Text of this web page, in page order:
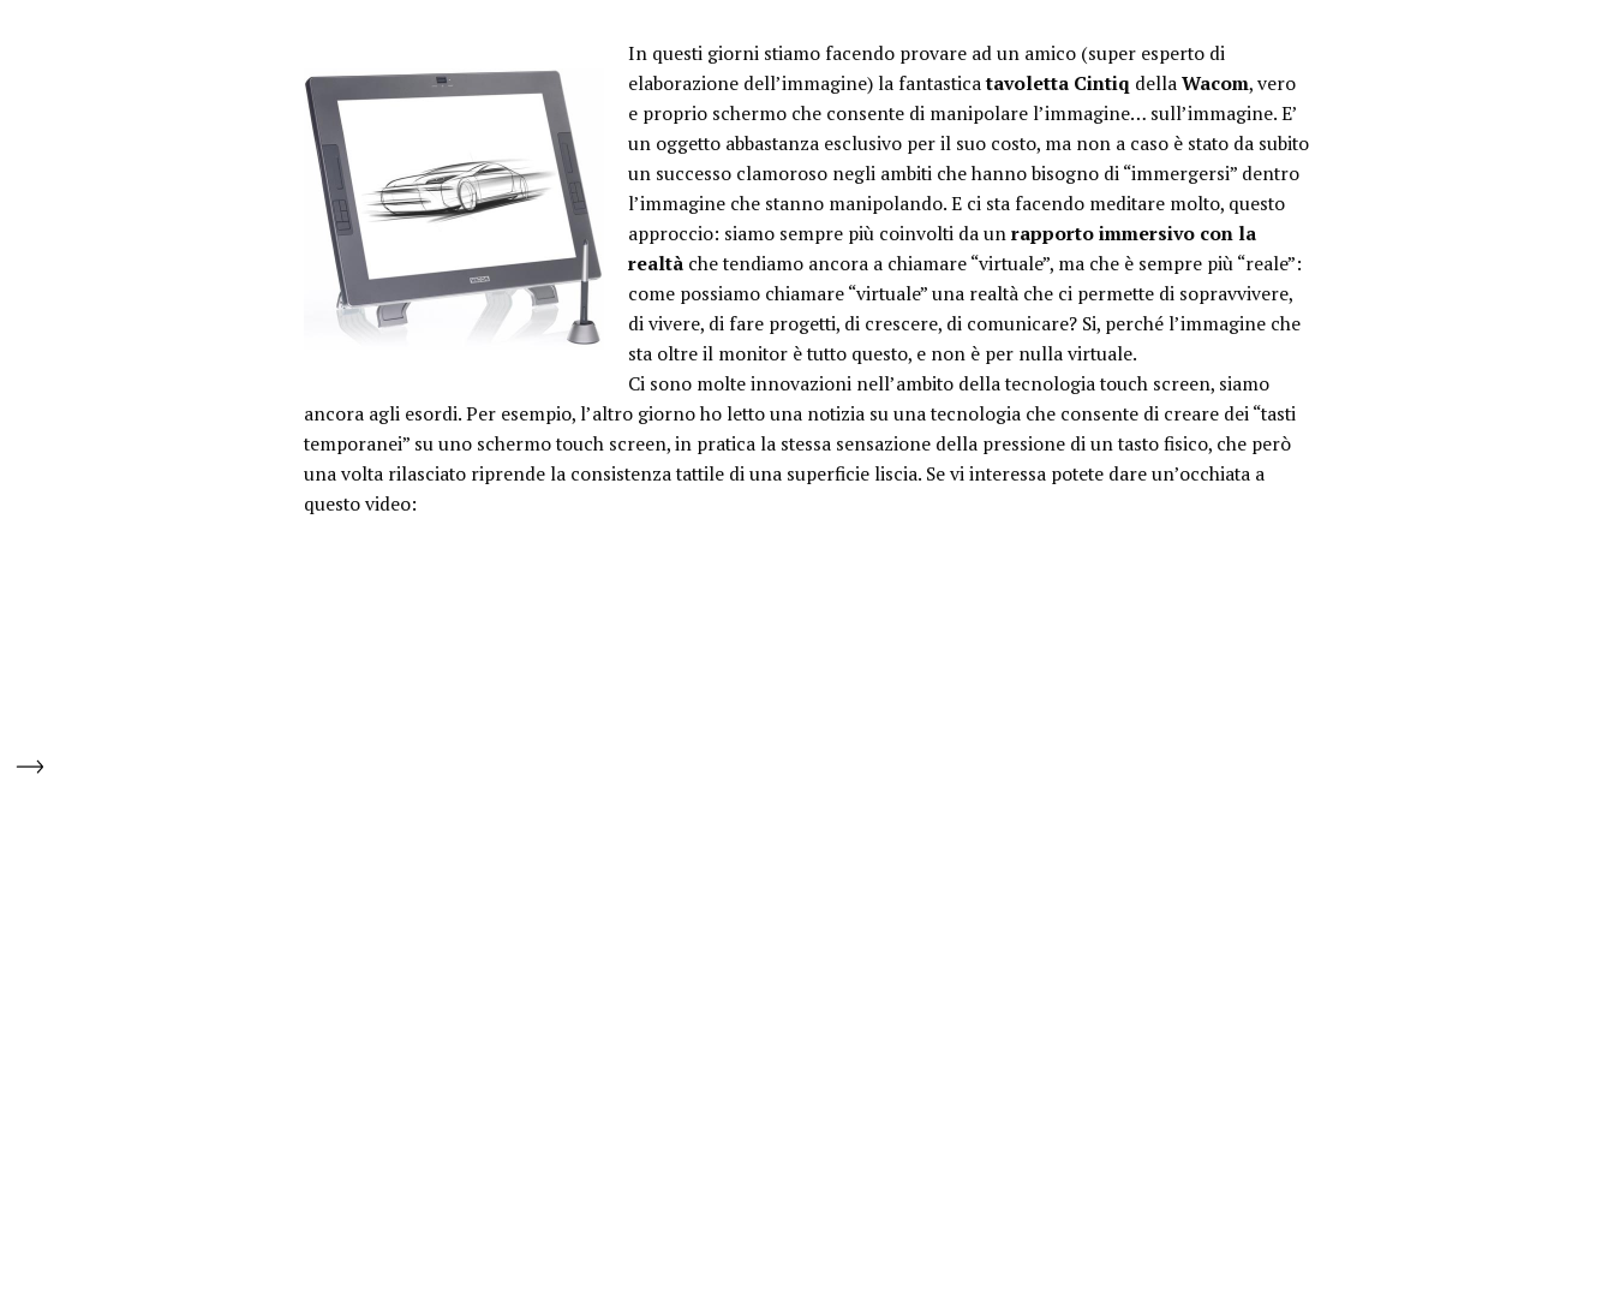
In questi giorni stiamo facendo provare ad un amico (super esperto di
elaborazione dell’immagine) la fantasticatavoletta Cintiq dellaWacom, vero
e proprio schermo che consente di manipolare l’immagine… sull’immagine. E’
un oggetto abbastanza esclusivo per il suo costo, ma non a caso è stato da subito
un successo clamoroso negli ambiti che hanno bisogno di “immergersi” dentro
l’immagine che stanno manipolando. E ci sta facendo meditare molto, questo
approccio: siamo sempre più coinvolti da unrapporto immersivo con la
realtà che tendiamo ancora a chiamare “virtuale”, ma che è sempre più “reale”:
come possiamo chiamare “virtuale” una realtà che ci permette di sopravvivere,
di vivere, di fare progetti, di crescere, di comunicare? Si, perché l’immagine che
sta oltre il monitor è tutto questo, e non è per nulla virtuale.
Ci sono molte innovazioni nell’ambito della tecnologia touch screen, siamo
ancora agli esordi. Per esempio, l’altro giorno ho letto una notizia su una tecnologia che consente di creare dei “tasti
temporanei” su uno schermo touch screen, in pratica la stessa sensazione della pressione di un tasto fisico, che però
una volta rilasciato riprende la consistenza tattile di una superficie liscia. Se vi interessa potete dare un’occhiata a
questo video: